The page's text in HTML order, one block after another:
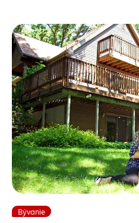
Bývanie